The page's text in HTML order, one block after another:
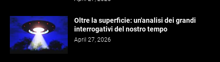
Oltre la superficie: un'analisi dei grandi
interrogativi del nostro tempo
April 27, 2026